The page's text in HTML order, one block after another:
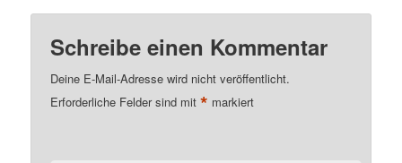
Schreibe einen Kommentar
Deine E-Mail-Adresse wird nicht veröffentlicht.
Erforderliche Felder sind mit* markiert